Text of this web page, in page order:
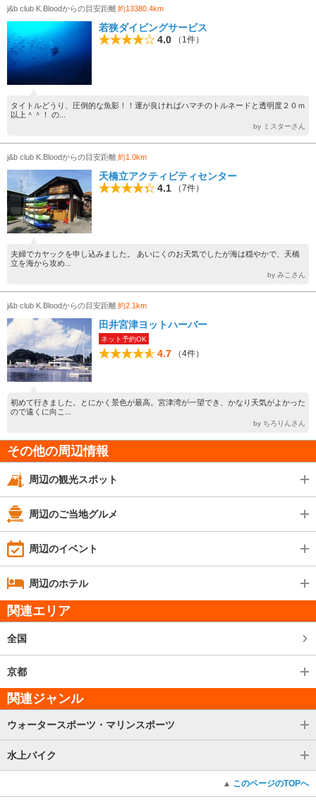
j&b club K.Bloodからの目安距離約13380.4km
若狭ダイビングサービス
4.0
（1件）
タイトルどうり、圧倒的な魚影！！運が良ければハマチのトルネードと透明度２０ｍ
以上＾＾！ の...
by ミスターさん
j&b club K.Bloodからの目安距離約1.0km
天橋立アクティビティセンター
4.1
（7件）
夫婦でカヤックを申し込みました。 あいにくのお天気でしたが海は穏やかで、天橋
立を海から攻め...
by みこさん
j&b club K.Bloodからの目安距離約2.1km
田井宮津ヨットハーバー
ネット予約OK
4.7 （4件）
初めて行きました。とにかく景色が最高。宮津湾が一望でき、かなり天気がよかった
ので遠くに向こ...
by ちろりんさん
その他の周辺情報
周辺の観光スポット
周辺のご当地グルメ
周辺のイベント
周辺のホテル
関連エリア
全国
京都
関連ジャンル
ウォータースポーツ・マリンスポーツ
水上バイク
このページのTOPへ